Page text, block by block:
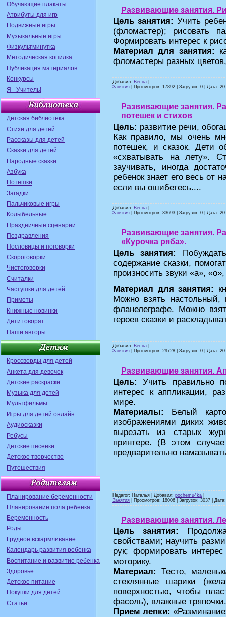
Обучающие плакаты
Атрибуты для игр
Подвижные игры
Музыкальные игры
Физкультминутка
Методическая копилка
Публикация материалов
Конкурсы
Я - Учитель!
Детская библиотека
Стихи для детей
Рассказы для детей
Сказки для детей
Народные сказки
Азбука
Потешки
Загадки
Пальчиковые игры
Колыбельные
Праздничные сценарии
Поздравления
Пословицы и поговорки
Скороговорки
Чистоговорки
Считалки
Частушки для детей
Приметы
Книжные новинки
Дети говорят
Наши авторы
Кроссворды для детей
Анкета для девочек
Детские раскраски
Музыка для детей
Мультфильмы
Игры для детей онлайн
Аудиосказки
Ребусы
Детские песенки
Детское творчество
Путешествия
Планирование беременности
Планирование пола ребенка
Беременность
Роды
Грудное вскармливание
Календарь развития ребенка
Воспитание и развитие ребенка
Здоровье
Детское питание
Покупки для детей
Статьи
Развивающие занятия.
Цель занятия: Учить
(фломастер); рисовать
Формировать интерес к
Материал для занятия:
фломастеры разных
Добавил: Весна
Занятия | Просмотров: 17892 | Загрузок: 0 | Дата:
Развивающие занятия.
потешек и стихов
Цель: развитие речи,
Как правило, мы очень
потешек, и сказок. Дети
«схватывать на лету».
заучивать, иногда
ребенок знает его весь от
если вы ошибетесь....
Добавил: Весна
Занятия | Просмотров: 33693 | Загрузок: 0 | Дата:
Развивающие занятия.
«Курочка ряба».
Цель занятия:
содержание сказки,
произносить звуки «а»,
Материал для занятия:
Можно взять настольный,
фланелеграфе. Можно
героев сказки и
Добавил: Весна
Занятия | Просмотров: 29728 | Загрузок: 0 | Дата:
Развивающие занятия.
Цель:
Учить правильно
интерес к аппликации,
мире.
Материалы:
Белый
изображениями диких
вырезать из старых
принтере. (В этом
предварительно
Педагог: Наталья | Добавил: pochemu4ka
Занятия | Просмотров: 18006 | Загрузок: 3037 |
Развивающие занятия.
Цель занятия:
свойствами; научить
рук; формировать
моторику.
Материал:
Тесто,
стеклянные шарики
поверхностью, чтобы
фасоль), влажные тряпочки.
Прием лепки: